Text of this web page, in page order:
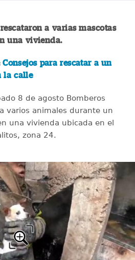
a varias mascotas
una vivienda.
Consejos para rescatar a un
la calle
8 de agosto Bomberos
varios animales durante un
una vivienda ubicada en el
zona 24.